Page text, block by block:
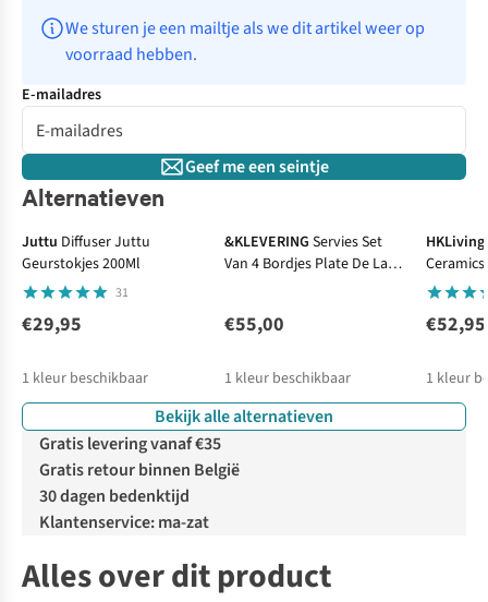
We sturen je een mailtje als we dit artikel weer op
voorraad hebben.
E-mailadres
Geef me een seintje
Alternatieven
Juttu Diffuser Juttu
Geurstokjes 200Ml
31
€29,95
1 kleur beschikbaar
&KLEVERING Servies Set
Van 4 Bordjes Plate De La
€55,00
1 kleur beschikbaar
HKLiving
Geyser
€52,95
1 kleur
Bekijk alle alternatieven
Gratis levering vanaf €35
Gratis retour binnen België
30 dagen bedenktijd
Klantenservice: ma-zat
Alles over dit product